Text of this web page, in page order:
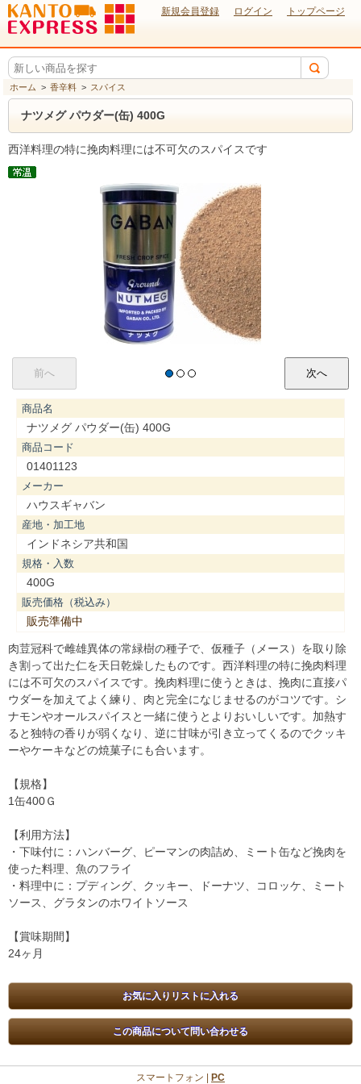
新規会員登録 ログイン トップページ
ホーム > 香辛料 > スパイス
ナツメグ パウダー(缶) 400G
西洋料理の特に挽肉料理には不可欠のスパイスです
商品名
ナツメグ パウダー(缶) 400G
商品コード
01401123
メーカー
ハウスギャバン
産地・加工地
インドネシア共和国
規格・入数
400G
販売価格（税込み）
販売準備中
肉荳冠科で雌雄異体の常緑樹の種子で、仮種子（メース）を取り除
き割って出た仁を天日乾燥したものです。西洋料理の特に挽肉料理
には不可欠のスパイスです。挽肉料理に使うときは、挽肉に直接パ
ウダーを加えてよく練り、肉と完全になじませるのがコツです。シ
ナモンやオールスパイスと一緒に使うとよりおいしいです。加熱す
ると独特の香りが弱くなり、逆に甘味が引き立ってくるのでクッキ
ーやケーキなどの焼菓子にも合います。
【規格】
1缶400Ｇ
【利用方法】
・下味付に：ハンバーグ、ピーマンの肉詰め、ミート缶など挽肉を
使った料理、魚のフライ
・料理中に：プディング、クッキー、ドーナツ、コロッケ、ミート
ソース、グラタンのホワイトソース
【賞味期間】
24ヶ月
スマートフォン | PC